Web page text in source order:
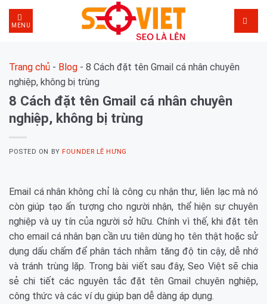
Skip
content
MENU
Trang chủ - Blog - 8 Cách đặt tên Gmail cá nhân chuyên
nghiệp, không bị trùng
8 Cách đặt tên Gmail cá nhân chuyên
nghiệp, không bị trùng
POSTED ON BYFOUNDER LÊ HƯNG
Email cá nhân không chỉ là công cụ nhận thư, liên lạc mà nó
còn giúp tạo ấn tượng cho người nhận, thể hiện sự chuyên
nghiệp và uy tín của người sở hữu. Chính vì thế, khi đặt tên
cho email cá nhân bạn cần ưu tiên dùng họ tên thật hoặc sử
dụng dấu chấm để phân tách nhằm tăng độ tin cậy, dễ nhớ
và tránh trùng lặp. Trong bài viết sau đây, Seo Việt sẽ chia
sẻ chi tiết các nguyên tắc đặt tên Gmail chuyên nghiệp,
công thức và các ví dụ giúp bạn dễ dàng áp dụng.